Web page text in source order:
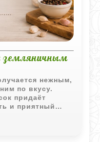
земляничным
нежным,
по вкусу.
придаёт
и приятный